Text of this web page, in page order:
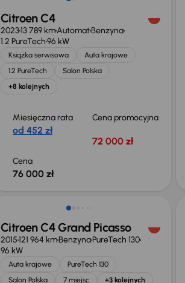
Citroen C4
202313 789 kmAutomatBenzyna
1.2 PureTech96 kW
Książka serwisowa
Auta krajowe
1.2 PureTech
Salon Polska
+8 kolejnych
Miesięczna rata
od 452 zł
Cena promocyjna
72 000 zł
Cena
76 000 zł
Taniej o 1 000 zł
Citroen C4 Grand Picasso
2015121 964 kmBenzynaPureTech 130
96 kW
Auta krajowe
PureTech 130
Salon Polska
7 miejsc +3 kolejnych